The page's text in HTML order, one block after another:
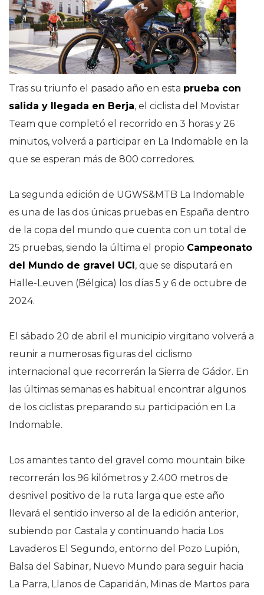
Tras su triunfo el pasado año en esta prueba con
salida y llegada en Berja, el ciclista del Movistar
Team que completó el recorrido en 3 horas y 26
minutos, volverá a participar en La Indomable en la
que se esperan más de 800 corredores.
La segunda edición de UGWS&MTB La Indomable
es una de las dos únicas pruebas en España dentro
de la copa del mundo que cuenta con un total de
25 pruebas, siendo la última el propio Campeonato
del Mundo de gravel UCI , que se disputará en
Halle-Leuven (Bélgica) los días 5 y 6 de octubre de
2024.
El sábado 20 de abril el municipio virgitano volverá a
reunir a numerosas figuras del ciclismo
internacional que recorrerán la Sierra de Gádor. En
las últimas semanas es habitual encontrar algunos
de los ciclistas preparando su participación en La
Indomable.
Los amantes tanto del gravel como mountain bike
recorrerán los 96 kilómetros y 2.400 metros de
desnivel positivo de la ruta larga que este año
llevará el sentido inverso al de la edición anterior,
subiendo por Castala y continuando hacia Los
Lavaderos El Segundo, entorno del Pozo Lupión,
Balsa del Sabinar, Nuevo Mundo para seguir hacia
La Parra, Llanos de Caparidán, Minas de Martos para